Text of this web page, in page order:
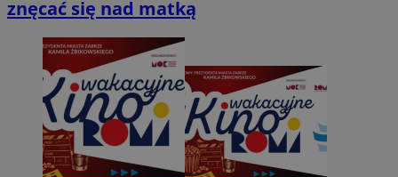
znęcać się nad matką